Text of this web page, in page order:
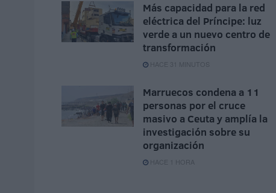
Más capacidad para la red
eléctrica del Príncipe: luz
verde a un nuevo centro de
transformación
HACE 31 MINUTOS
Marruecos condena a 11
personas por el cruce
masivo a Ceuta y amplía la
investigación sobre su
organización
HACE 1 HORA